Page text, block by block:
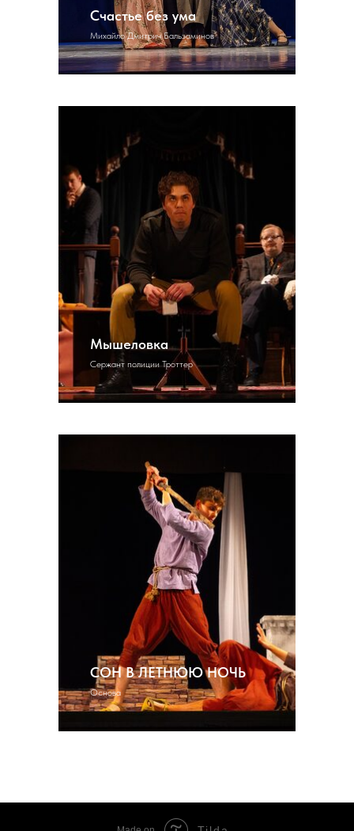
Счастье без ума
Михайло Дмитрич Бальзаминов
Мышеловка
Сержант полиции Троттер
СОН В ЛЕТНЮЮ НОЧЬ
Основа